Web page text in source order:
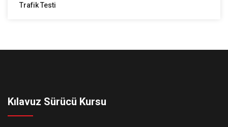
Trafik Testi
Kılavuz Sürücü Kursu